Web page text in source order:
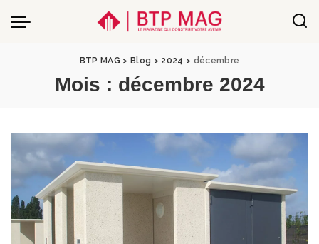
BTP MAG > Blog > 2024 > décembre
Mois : décembre 2024